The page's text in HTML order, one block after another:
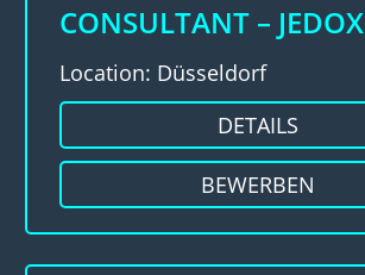
CONSULTANT – JEDOX
Location: Düsseldorf
DETAILS
BEWERBEN